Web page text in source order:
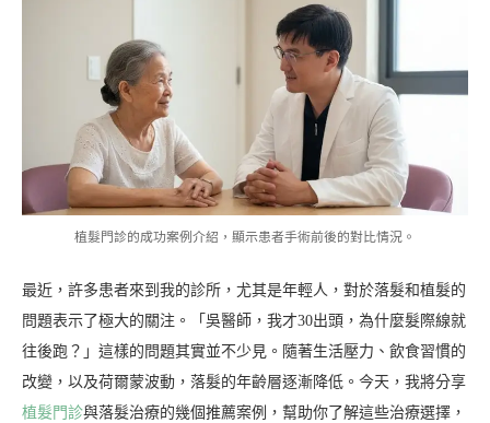
植髮門診的成功案例介紹，顯示患者手術前後的對比情況。
最近，許多患者來到我的診所，尤其是年輕人，對於落髮和植髮的
問題表示了極大的關注。「吳醫師，我才30出頭，為什麼髮際線就
往後跑？」這樣的問題其實並不少見。隨著生活壓力、飲食習慣的
改變，以及荷爾蒙波動，落髮的年齡層逐漸降低。今天，我將分享
植髮門診與落髮治療的幾個推薦案例，幫助你了解這些治療選擇，